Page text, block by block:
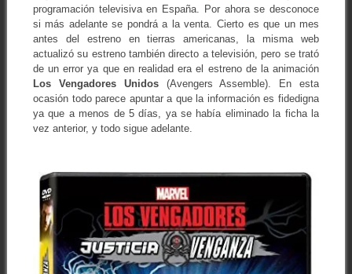
programación televisiva en España. Por ahora se desconoce
si más adelante se pondrá a la venta. Cierto es que un mes
antes del estreno en tierras americanas, la misma web
actualizó su estreno también directo a televisión, pero se trató
de un error ya que en realidad era el estreno de la animación
Los Vengadores Unidos(Avengers Assemble). En esta
ocasión todo parece apuntar a que la información es fidedigna
ya que a menos de 5 días, ya se había eliminado la ficha la
vez anterior, y todo sigue adelante.